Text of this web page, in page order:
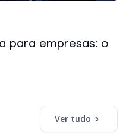
para empresas: o
Ver tudo